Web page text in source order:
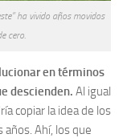
ha vivido años movidos
cero.
en términos
descienden. Al igual
copiar la idea de los
Ahí, los que